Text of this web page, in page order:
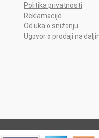
Politika privatnosti
Reklamacije
Odluka o sniženju
Ugovor o prodaji na